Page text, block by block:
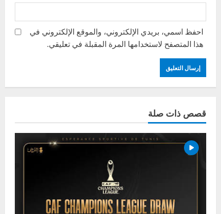
احفظ اسمي، بريدي الإلكتروني، والموقع الإلكتروني في
هذا المتصفح لاستخدامها المرة المقبلة في تعليقي.
قصص ذات صلة